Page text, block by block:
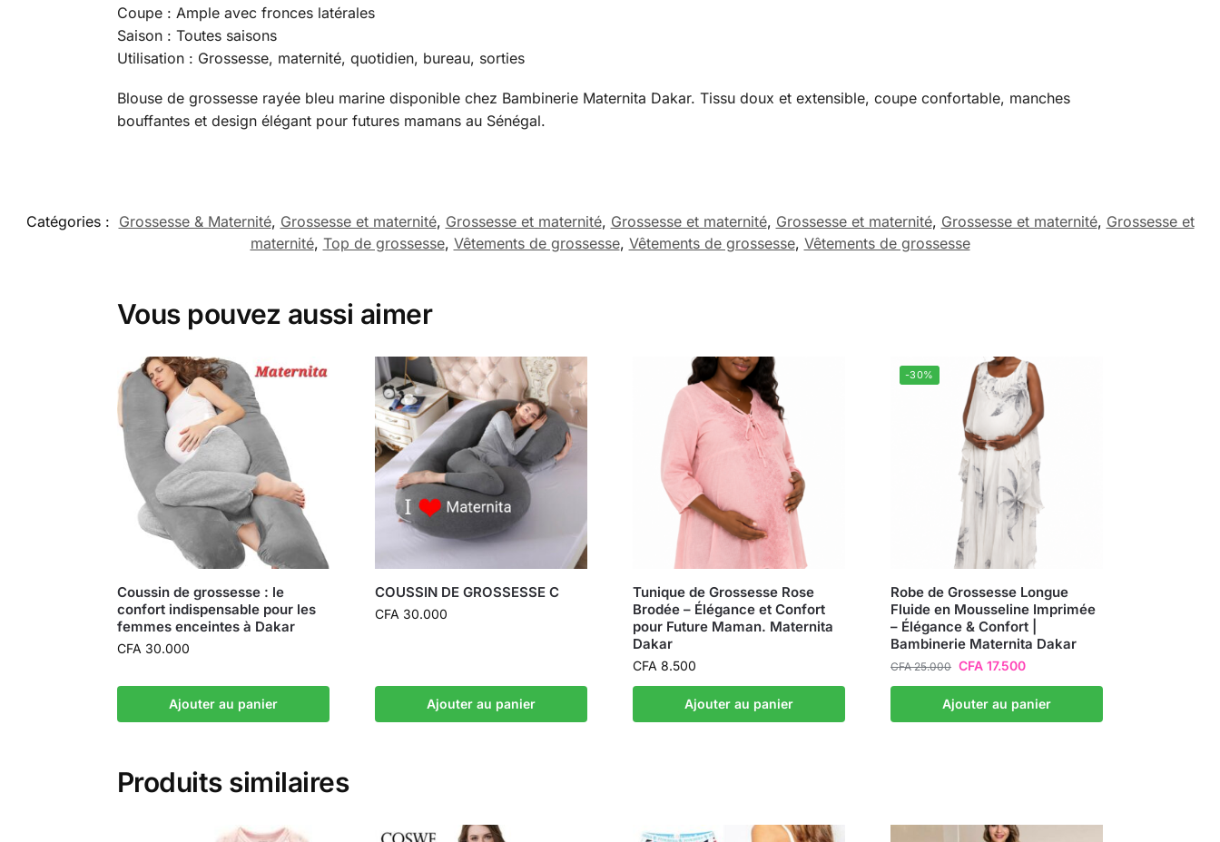
Coupe : Ample avec fronces latérales
Saison : Toutes saisons
Utilisation : Grossesse, maternité, quotidien, bureau, sorties
Blouse de grossesse rayée bleu marine disponible chez Bambinerie Maternita Dakar. Tissu doux et extensible, coupe confortable, manches
bouffantes et design élégant pour futures mamans au Sénégal.
Catégories : Grossesse & Maternité, Grossesse et maternité, Grossesse et maternité, Grossesse et maternité, Grossesse et maternité, Grossesse et maternité, Grossesse et
maternité, Top de grossesse, Vêtements de grossesse, Vêtements de grossesse, Vêtements de grossesse
Vous pouvez aussi aimer
Coussin de grossesse : le
confort indispensable pour les
femmes enceintes à Dakar
CFA 30.000
Ajouter au panier
COUSSIN DE GROSSESSE C
CFA 30.000
Ajouter au panier
Tunique de Grossesse Rose
Brodée – Élégance et Confort
pour Future Maman. Maternita
Dakar
CFA 8.500
Ajouter au panier
-30%
Robe de Grossesse Longue
Fluide en Mousseline Imprimée
– Élégance & Confort |
Bambinerie Maternita Dakar
CFA25.000 CFA 17.500
Ajouter au panier
Produits similaires